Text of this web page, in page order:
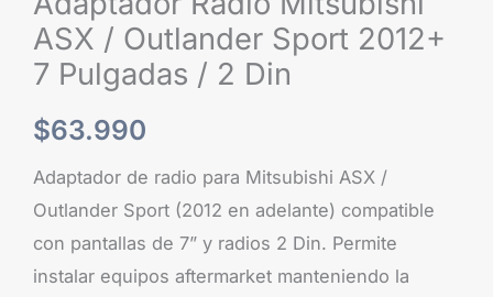
ASX / Outlander Sport 2012+
7 Pulgadas / 2 Din
$63.990
Adaptador de radio para Mitsubishi ASX /
Outlander Sport (2012 en adelante) compatible
con pantallas de 7” y radios 2 Din. Permite
instalar equipos aftermarket manteniendo la